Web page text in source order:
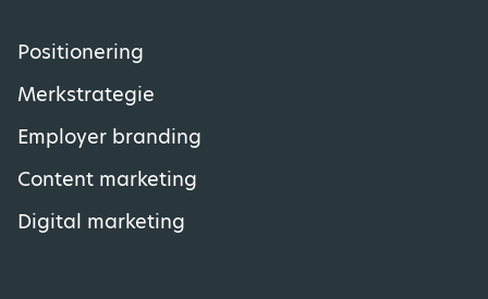
Positionering
Merkstrategie
Employer branding
Content marketing
Digital marketing